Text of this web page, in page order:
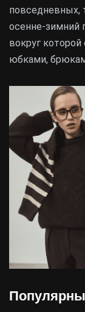
повседневных,
осенне-зимний
вокруг
юбками,